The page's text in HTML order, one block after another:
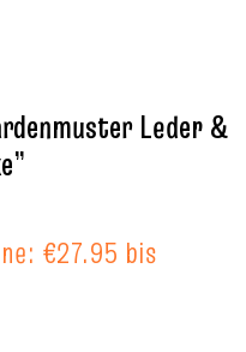
Leder &
€27.95 bis